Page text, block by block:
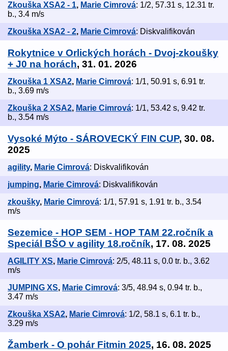
Zkouška XSA2 - 1, Marie Cimrová: 1/2, 57.31 s, 12.31 tr.
b., 3.4 m/s
Zkouška XSA2 - 2, Marie Cimrová: Diskvalifikován
Rokytnice v Orlických horách - Dvoj-zkoušky
+ J0 na horách, 31. 01. 2026
Zkouška 1 XSA2, Marie Cimrová: 1/1, 50.91 s, 6.91 tr.
b., 3.69 m/s
Zkouška 2 XSA2, Marie Cimrová: 1/1, 53.42 s, 9.42 tr.
b., 3.54 m/s
Vysoké Mýto - SÁROVECKÝ FIN CUP, 30. 08.
2025
agility, Marie Cimrová: Diskvalifikován
jumping, Marie Cimrová: Diskvalifikován
zkoušky, Marie Cimrová: 1/1, 57.91 s, 1.91 tr. b., 3.54
m/s
Sezemice - HOP SEM - HOP TAM 22.ročník a
Speciál BŠO v agility 18.ročník, 17. 08. 2025
AGILITY XS, Marie Cimrová: 2/5, 48.11 s, 0.0 tr. b., 3.62
m/s
JUMPING XS, Marie Cimrová: 3/5, 48.94 s, 0.94 tr. b.,
3.47 m/s
Zkouška XSA2, Marie Cimrová: 1/2, 58.1 s, 6.1 tr. b.,
3.29 m/s
Žamberk - O pohár Fitmin 2025, 16. 08. 2025